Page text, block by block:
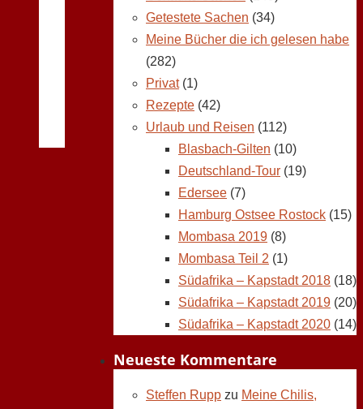
Getestete Sachen (34)
Meine Bücher die ich gelesen habe
(282)
Privat(1)
Rezepte (42)
Urlaub und Reisen (112)
Blasbach-Gilten (10)
Deutschland-Tour (19)
Edersee (7)
Hamburg Ostsee Rostock (15)
Mombasa 2019 (8)
Mombasa Teil 2 (1)
Südafrika – Kapstadt 2018 (18)
Südafrika – Kapstadt 2019 (20)
Südafrika – Kapstadt 2020 (14)
Neueste Kommentare
Steffen Rupp zu Meine Chilis,